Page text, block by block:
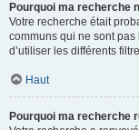
Pourquoi ma recherche
Votre recherche était
communs qui ne sont pas
d’utiliser les différents
Haut
Pourquoi ma recherche